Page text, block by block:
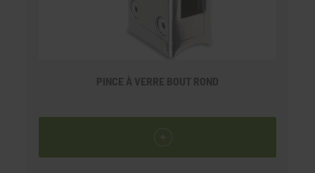
PINCE À VERRE BOUT ROND